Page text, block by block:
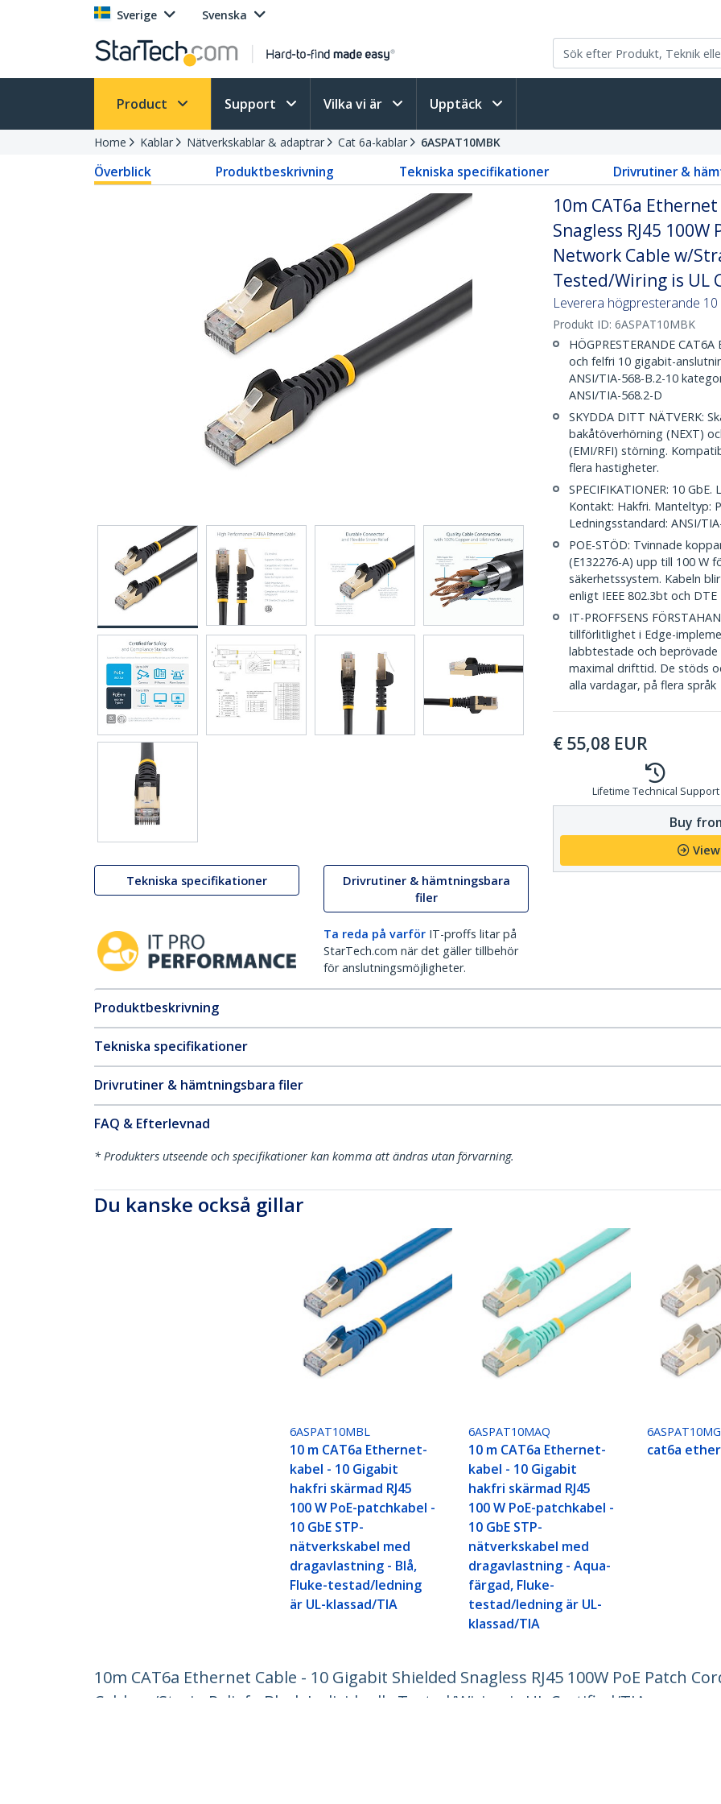
Sverige Svenska
Product Support Vilka vi är Upptäck
Home Kablar Nätverkskablar & adaptrar Cat 6a-kablar 6ASPAT10MBK
Överblick Produktbeskrivning Tekniska specifikationer Drivrutiner &
Tekniska specifikationer
Drivrutiner & hämtningsbara
filer
Ta reda på varför IT-proffs litar på
StarTech.com när det gäller tillbehör
för anslutningsmöjligheter.
10m CAT6a
Snagless RJ45 100W
Network Cable w/
Tested/Wiring is UL
Leverera högpresterande
Produkt ID: 6ASPAT10MBK
HÖGPRESTERANDE
och felfri 10 gigabit-
ANSI/TIA-568-B.2-10
ANSI/TIA-568.2-D
SKYDDA DITT NÄTVERK:
bakåtöverhörning (NEXT)
(EMI/RFI) störning.
flera hastigheter.
SPECIFIKATIONER: 10
Kontakt: Hakfri. Manteltyp:
Ledningsstandard: ANSI/
POE-STÖD: Tvinnade
(E132276-A) upp till 100 W
säkerhetssystem. Kabeln
enligt IEEE 802.3bt och DTE
IT-PROFFSENS
tillförlitlighet i Edge-
labbtestade och
maximal drifttid. De stöds
alla vardagar, på flera språk
€ 55,08 EUR
Lifetime Technical Support
Buy
Produktbeskrivning
Tekniska specifikationer
Drivrutiner & hämtningsbara filer
FAQ & Efterlevnad
* Produkters utseende och specifikationer kan komma att ändras utan förvarning.
Du kanske också gillar
6ASPAT10MBL
10 m CAT6a Ethernet-
kabel - 10 Gigabit
hakfri skärmad RJ45
100 W PoE-patchkabel -
10 GbE STP-
nätverkskabel med
dragavlastning - Blå,
Fluke-testad/ledning
är UL-klassad/TIA
6ASPAT10MAQ
10 m CAT6a Ethernet-
kabel - 10 Gigabit
hakfri skärmad RJ45
100 W PoE-patchkabel -
10 GbE STP-
nätverkskabel med
dragavlastning - Aqua-
färgad, Fluke-
testad/ledning är UL-
klassad/TIA
cat6a
10m CAT6a Ethernet Cable - 10 Gigabit Shielded Snagless RJ45 100W PoE Patch
Cable w/Strain Relief - Black Individually Tested/Wiring is UL Certified/TIA